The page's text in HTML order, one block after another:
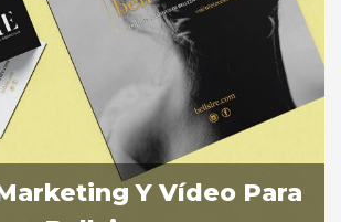
+34 677 802 482
info@agenciayablochkov.com
Romero 22, 41219 Las Pajanosas.
Sevilla
Y Vídeo Para